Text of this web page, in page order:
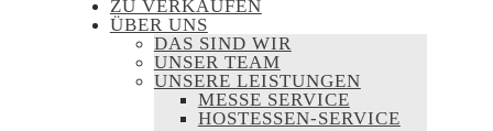
ZU VERKAUFEN
ÜBER UNS
DAS SIND WIR
UNSER TEAM
UNSERE LEISTUNGEN
MESSE SERVICE
HOSTESSEN-SERVICE